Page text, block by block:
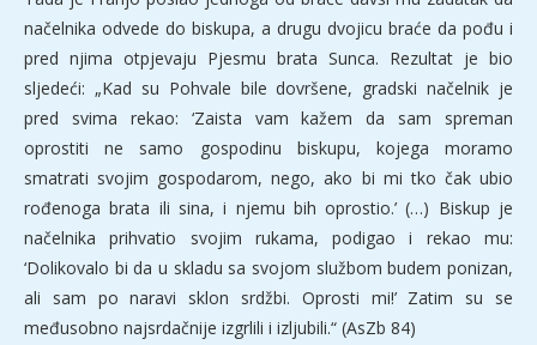
načelnika odvede do biskupa, a drugu dvojicu braće da pođu i
pred njima otpjevaju Pjesmu brata Sunca. Rezultat je bio
sljedeći: „Kad su Pohvale bile dovršene, gradski načelnik je
pred svima rekao: ‘Zaista vam kažem da sam spreman
oprostiti ne samo gospodinu biskupu, kojega moramo
smatrati svojim gospodarom, nego, ako bi mi tko čak ubio
rođenoga brata ili sina, i njemu bih oprostio.’ (…) Biskup je
načelnika prihvatio svojim rukama, podigao i rekao mu:
‘Dolikovalo bi da u skladu sa svojom službom budem ponizan,
ali sam po naravi sklon srdžbi. Oprosti mi!’ Zatim su se
međusobno najsrdačnije izgrlili i izljubili.“ (AsZb 84)